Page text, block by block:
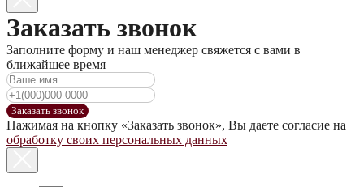
Заказать звонок
Заполните форму и наш менеджер свяжется с вами в
ближайшее время
Заказать звонок
Нажимая на кнопку «Заказать звонок», Вы даете согласие на
обработку своих персональных данных